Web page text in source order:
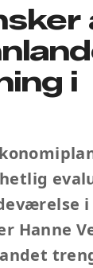
i
i
Hanne